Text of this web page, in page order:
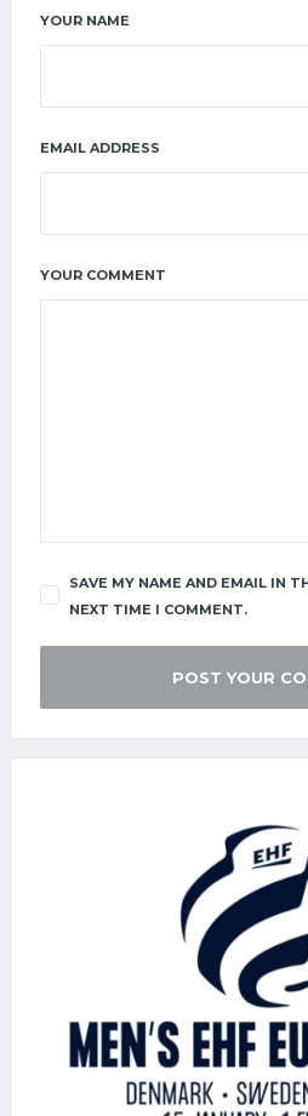
YOUR NAME
EMAIL ADDRESS
YOUR COMMENT
SAVE MY NAME AND EMAIL IN
NEXT TIME I COMMENT.